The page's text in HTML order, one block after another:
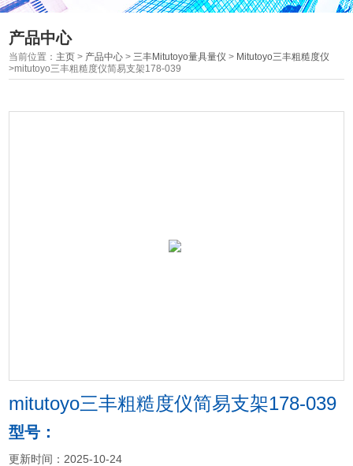
产品中心
当前位置： 主页 > 产品中心 >三丰Mitutoyo量具量仪 > Mitutoyo三丰粗糙度仪
>mitutoyo三丰粗糙度仪简易支架178-039
mitutoyo三丰粗糙度仪简易支架178-039
型号：
更新时间：2025-10-24